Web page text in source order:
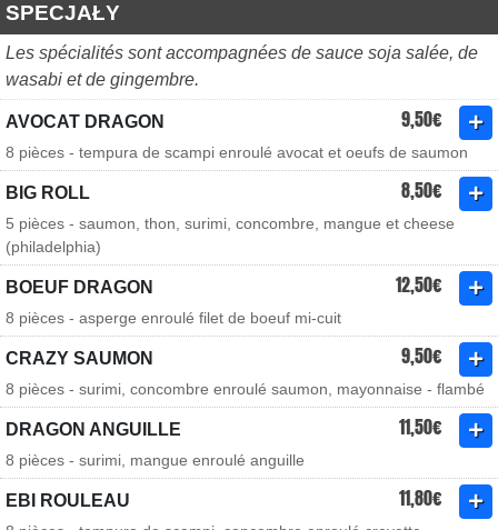
SPECJAŁY
Les spécialités sont accompagnées de sauce soja salée, de
wasabi et de gingembre.
AVOCAT DRAGON 9,50€
8 pièces - tempura de scampi enroulé avocat et oeufs de saumon
BIG ROLL 8,50€
5 pièces - saumon, thon, surimi, concombre, mangue et cheese
(philadelphia)
BOEUF DRAGON 12,50€
8 pièces - asperge enroulé filet de boeuf mi-cuit
CRAZY SAUMON 9,50€
8 pièces - surimi, concombre enroulé saumon, mayonnaise - flambé
DRAGON ANGUILLE 11,50€
8 pièces - surimi, mangue enroulé anguille
EBI ROULEAU 11,80€